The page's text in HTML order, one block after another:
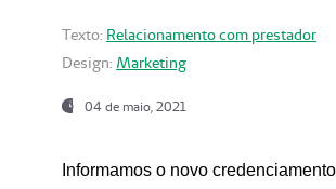
Texto: Relacionamento com prestador
Design: Marketing
04 de maio, 2021
Informamos o novo